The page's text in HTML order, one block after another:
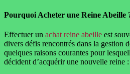
Pourquoi Acheter une Reine Abeille
Effectuer un achat reine abeille est
divers défis rencontrés dans la gestion
quelques raisons courantes pour
décident d’acquérir une nouvelle reine :